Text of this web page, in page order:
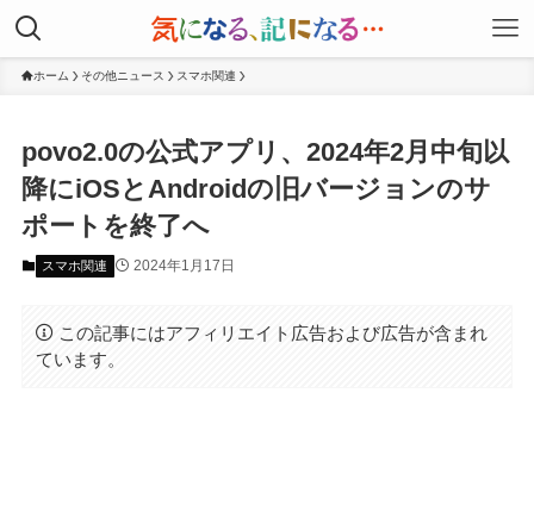
ホーム その他ニュース スマホ関連
povo2.0の公式アプリ、2024年2月中旬以
降にiOSとAndroidの旧バージョンのサ
ポートを終了へ
スマホ関連 2024年1月17日
この記事にはアフィリエイト広告および広告が含まれ
ています。